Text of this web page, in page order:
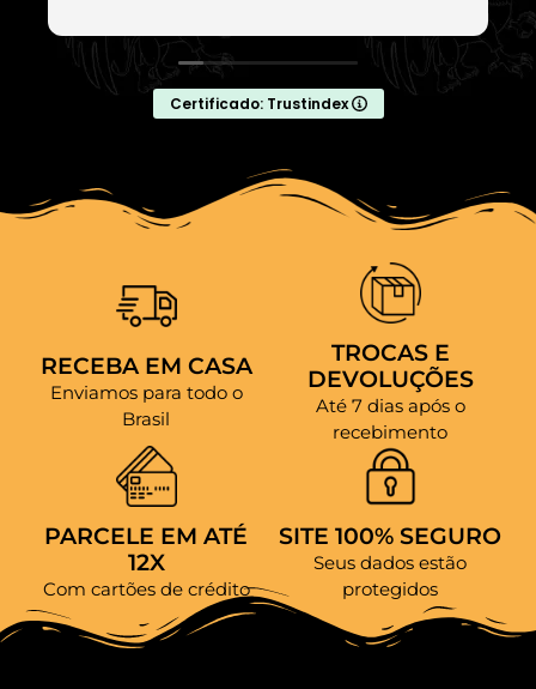
Certificado: Trustindex
RECEBA EM CASA
Enviamos para todo o
Brasil
TROCAS E
DEVOLUÇÕES
Até 7 dias após o
recebimento
PARCELE EM ATÉ
12X
Com cartões de crédito
SITE 100% SEGURO
Seus dados estão
protegidos